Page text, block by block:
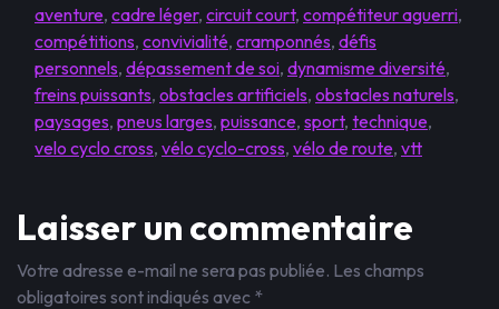
aventure, cadre léger, circuit court, compétiteur aguerri,
compétitions, convivialité, cramponnés, défis
personnels, dépassement de soi, dynamisme diversité,
freins puissants, obstacles artificiels, obstacles naturels,
paysages, pneus larges, puissance, sport, technique,
velo cyclo cross, vélo cyclo-cross, vélo de route, vtt
Laisser un commentaire
Votre adresse e-mail ne sera pas publiée. Les champs
obligatoires sont indiqués avec *